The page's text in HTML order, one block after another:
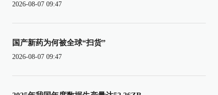
2026-08-07 09:47
国产新药为何被全球“扫货”
2026-08-07 09:47